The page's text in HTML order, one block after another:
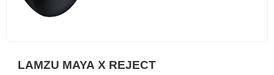
LAMZU MAYA X REJECT